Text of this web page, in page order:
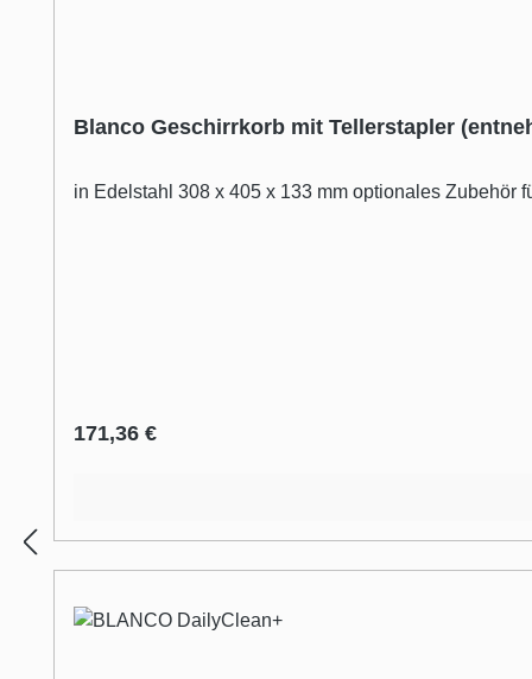
Blanco Geschirrkorb mit Tellerstapler
in Edelstahl 308 x 405 x 133 mm optionales Zubehör
Regulärer Preis:
171,36 €